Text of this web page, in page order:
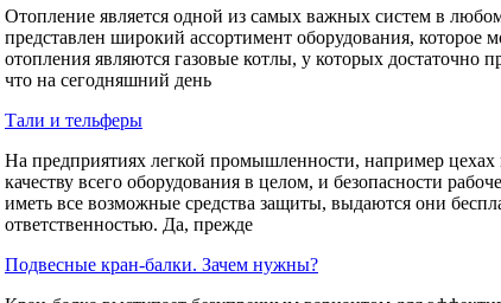
Отопление является одной из самых важных систем в
представлен широкий ассортимент оборудования,
отопления являются газовые котлы, у которых
что на сегодняшний день
Тали и тельферы
На предприятиях легкой промышленности, например
качеству всего оборудования в целом, и безопасности
иметь все возможные средства защиты, выдаются они
ответственностью. Да, прежде
Подвесные кран-балки. Зачем нужны?